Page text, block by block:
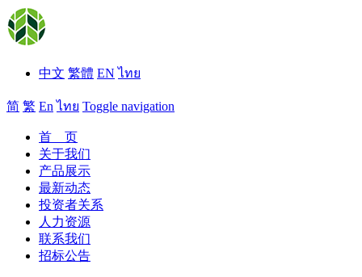
中文 繁體 EN ไทย
简 繁 En ไทย Toggle navigation
首 页
关于我们
产品展示
最新动态
投资者关系
人力资源
联系我们
招标公告